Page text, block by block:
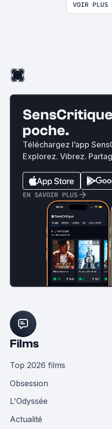
VOIR
poche.
Téléchargez l’app
Explorez. Vibrez.
EN SAVOIR PLUS
Films
Top 2026 films
Obsession
L'Odyssée
Actualité